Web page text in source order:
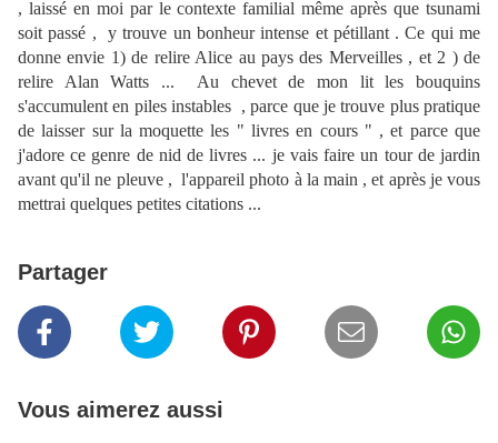
, laissé en moi par le contexte familial même après que tsunami
soit passé , y trouve un bonheur intense et pétillant . Ce qui me
donne envie 1) de relire Alice au pays des Merveilles , et 2 ) de
relire Alan Watts ... Au chevet de mon lit les bouquins
s'accumulent en piles instables , parce que je trouve plus pratique
de laisser sur la moquette les " livres en cours " , et parce que
j'adore ce genre de nid de livres ... je vais faire un tour de jardin
avant qu'il ne pleuve , l'appareil photo à la main , et après je vous
mettrai quelques petites citations ...
Partager
Vous aimerez aussi